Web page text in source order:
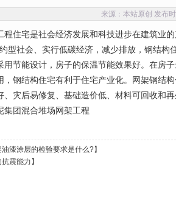
来源：本站原创 发布
程住宅是社会经济发展和科技进步在建筑业
社会、实行低碳经济，减少排放，钢结构
用节能设计，房子的保温节能效果好。在房
，钢结构住宅有利于住宅产业化。网架钢结
、灾后易修复、基础造价低、材料可回收和再
集团混合堆场网架工程
油漆涂层的检验要求是什么?】
抗震能力 】